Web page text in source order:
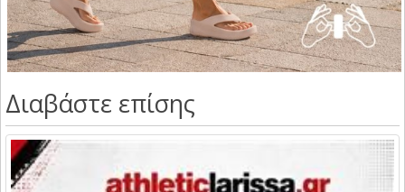
Διαβάστε επίσης